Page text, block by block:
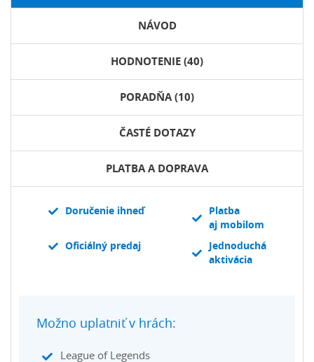
NÁVOD
HODNOTENIE (40)
PORADŇA (10)
ČASTÉ DOTAZY
PLATBA A DOPRAVA
Doručenie ihneď
Platba
aj mobilom
Oficiálný predaj
Jednoduchá
aktivácia
Možno uplatniť v hrách:
League of Legends